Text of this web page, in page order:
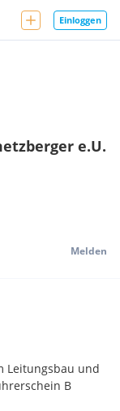
Einloggen
e.U.
Melden
Leitungsbau und
B